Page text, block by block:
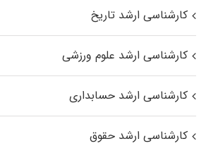
کارشناسی ارشد تاریخ
کارشناسی ارشد علوم ورزشی
کارشناسی ارشد حسابداری
کارشناسی ارشد حقوق